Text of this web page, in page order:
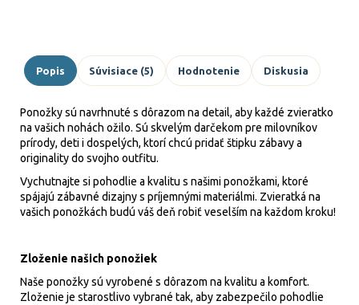
Popis Súvisiace (5) Hodnotenie Diskusia
Ponožky sú navrhnuté s dôrazom na detail, aby každé zvieratko
na vašich nohách ožilo. Sú skvelým darčekom pre milovníkov
prírody, deti i dospelých, ktorí chcú pridať štipku zábavy a
originality do svojho outfitu.
Vychutnajte si pohodlie a kvalitu s našimi ponožkami, ktoré
spájajú zábavné dizajny s príjemnými materiálmi. Zvieratká na
vašich ponožkách budú váš deň robiť veselším na každom kroku!
Zloženie našich ponožiek
Naše ponožky sú vyrobené s dôrazom na kvalitu a komfort.
Zloženie je starostlivo vybrané tak, aby zabezpečilo pohodlie